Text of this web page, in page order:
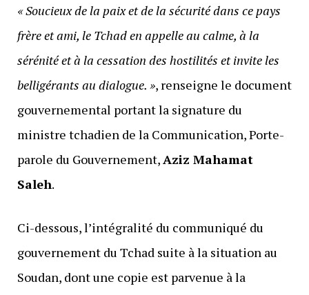
« Soucieux de la paix et de la sécurité dans ce pays
frère et ami, le Tchad en appelle au calme, à la
sérénité et à la cessation des hostilités et invite les
belligérants au dialogue. », renseigne le document
gouvernemental portant la signature du
ministre tchadien de la Communication, Porte-
parole du Gouvernement,Aziz Mahamat
Saleh.
Ci-dessous, l’intégralité du communiqué du
gouvernement du Tchad suite à la situation au
Soudan, dont une copie est parvenue à la